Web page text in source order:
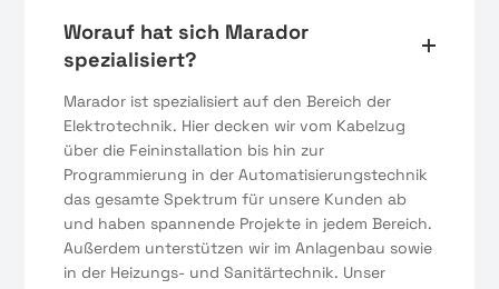
Worauf hat sich Marador
spezialisiert?
Marador ist spezialisiert auf den Bereich der
Elektrotechnik. Hier decken wir vom Kabelzug
über die Feininstallation bis hin zur
Programmierung in der Automatisierungstechnik
das gesamte Spektrum für unsere Kunden ab
und haben spannende Projekte in jedem Bereich.
Außerdem unterstützen wir im Anlagenbau sowie
in der Heizungs- und Sanitärtechnik. Unser